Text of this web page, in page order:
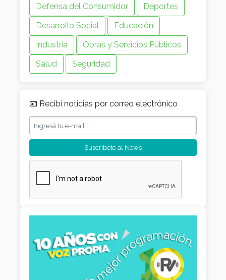
Defensa del Consumidor
Deportes
Desarrollo Social
Educación
Industria
Obras y Servicios Públicos
Salud
Seguridad
📧 Recibí noticias por correo electrónico